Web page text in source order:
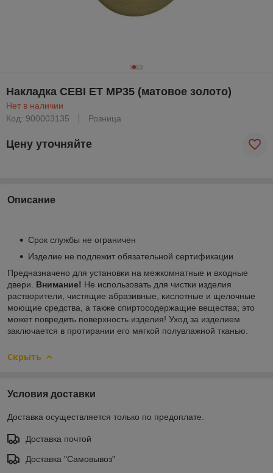
Накладка CEBI ET MP35 (матовое золото)
Нет в наличии
Код: 900003135
Розница
Цену уточняйте
Описание
Срок службы не ограничен
Изделие не подлежит обязательной сертификации
Предназначено для установки на межкомнатные и входные
двери. Внимание! Не использовать для чистки изделия
растворители, чистящие абразивные, кислотные и щелочные
моющие средства, а также спиртосодержащие вещества; это
может повредить поверхность изделия! Уход за изделием
заключается в протирании его мягкой полувлажной тканью.
Скрыть
Условия доставки
Доставка осуществляется только по предоплате.
Доставка почтой
Доставка "Самовывоз"